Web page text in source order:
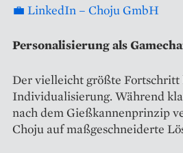
💼 LinkedIn – Choju GmbH
Personalisierung als
Der vielleicht größte
Individualisierung. Während
nach dem Gießkannenprinzip
Choju auf maßgeschneiderte